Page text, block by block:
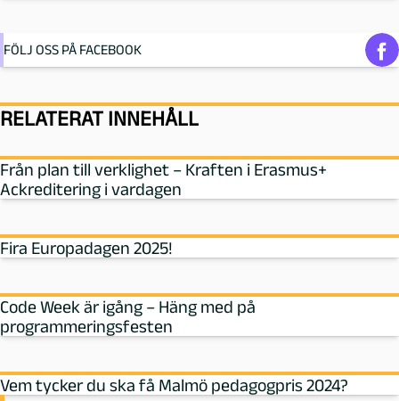
FÖLJ OSS PÅ FACEBOOK
RELATERAT INNEHÅLL
Från plan till verklighet – Kraften i Erasmus+
Ackreditering i vardagen
Fira Europadagen 2025!
Code Week är igång – Häng med på
programmeringsfesten
Vem tycker du ska få Malmö pedagogpris 2024?